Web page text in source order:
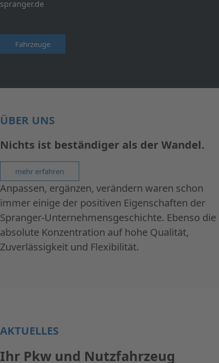
spranger.de
Fahrzeuge
ÜBER UNS
Nichts ist beständiger als der Wandel.
mehr erfahren
Anpassen, ergänzen, verändern waren schon
immer einige der positiven Eigenschaften der
Spranger-Unternehmensgeschichte. Ebenso die
absolute Konzentration auf hohe Qualität,
Zuverlässigkeit und Flexibilität.
AKTUELLES
Ihr Pkw und Nutzfahrzeug